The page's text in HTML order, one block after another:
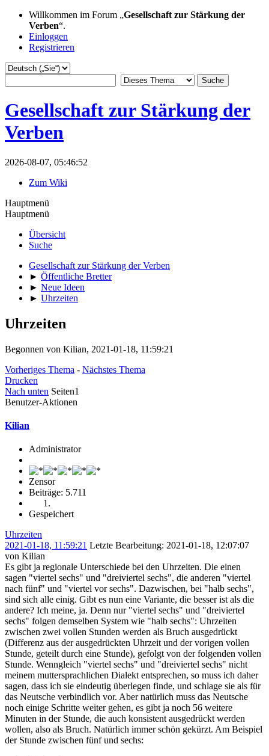
Willkommen im Forum „Gesellschaft zur Stärkung der
Verben“.
Einloggen
Registrieren
Gesellschaft zur Stärkung der
Verben
2026-08-07, 05:46:52
Zum Wiki
Hauptmenü
Hauptmenü
Übersicht
Suche
Gesellschaft zur Stärkung der Verben
► Öffentliche Bretter
► Neue Ideen
► Uhrzeiten
Uhrzeiten
Begonnen von Kilian, 2021-01-18, 11:59:21
Vorheriges Thema - Nächstes Thema
Drucken
Nach unten Seiten1
Benutzer-Aktionen
Kilian
Administrator
Zensor
Beiträge: 5.711
Gespeichert
Uhrzeiten
2021-01-18, 11:59:21 Letzte Bearbeitung: 2021-01-18, 12:07:07
von Kilian
Es gibt ja regionale Unterschiede bei den Uhrzeiten. Die einen
sagen "viertel sechs" und "dreiviertel sechs", die anderen "viertel
nach fünf" und "viertel vor sechs". Dazwischen, bei "halb sechs",
sind sich alle einig. Gibt es nun eine Variante, die besser ist als die
andere? Ich meine, ja. Denn nur "viertel sechs" und "dreiviertel
sechs" folgen demselben System wie "halb sechs": Uhrzeiten
zwischen zwei vollen Stunden werden als Bruch ausgedrückt
(Differenz aus der ausgedrückten Uhrzeit und der vorigen vollen
Stunde, geteilt durch eine Stunde), gefolgt von der folgenden vollen
Stunde. Wenngleich "viertel sechs" und "dreiviertel sechs" nicht
meinem muttersprachlichen Dialekt entsprechen, so muss ich daher
sagen, dass ich sie eindeutig überlegen finde, und schlage sie als für
das Neutsche verbindlich vor. Aber natürlich muss das Neutsche
noch einige Schritte weiter gehen, es gibt ja noch 56 weitere
Minuten in der Stunde, die auch konsistent ausgedrückt werden
wollen, also als Bruch. Natürlich immer schön gekürzt. Am Beispiel
der Stunde zwischen fünf und sechs: